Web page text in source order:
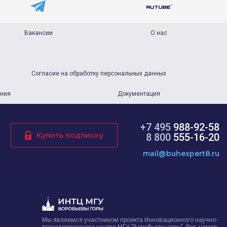
Вакансии О нас
Согласие на обработку персональных данных
Документация
+7 495 988-92-58
8 800 555-16-20
mail@buhexpert8.ru
Купить подписку
Мы являемся участником проекта Инновационного научно-